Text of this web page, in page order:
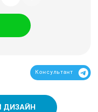
Консультант
ДИЗАЙН